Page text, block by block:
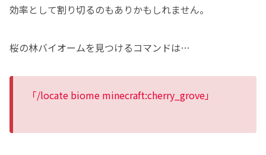
効率として割り切るのもありかもしれません。
桜の林バイオームを見つけるコマンドは…
「/locate biome minecraft:cherry_grove」